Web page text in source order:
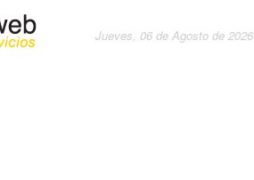
Jueves, 06 de Agosto de 2026